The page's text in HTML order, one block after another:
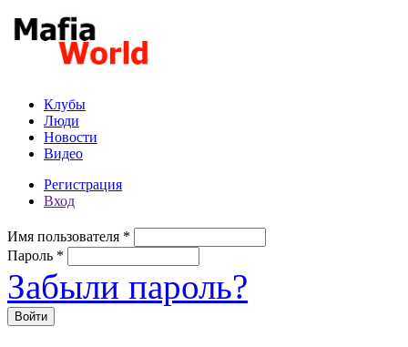
Перейти к основному содержанию
Клубы
Люди
Новости
Видео
Регистрация
Вход
Имя пользователя *
Пароль *
Забыли пароль?